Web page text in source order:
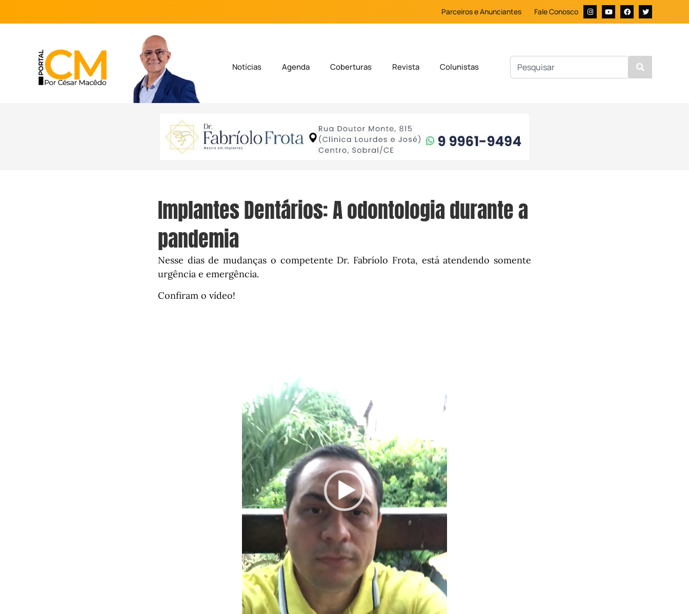
Parceiros e Anunciantes Fale Conosco
Notícias Agenda Coberturas Revista Colunistas
Implantes Dentários: A odontologia durante a
pandemia
Nesse dias de mudanças o competente Dr. Fabríolo Frota, está atendendo somente
urgência e emergência.
Confiram o vídeo!